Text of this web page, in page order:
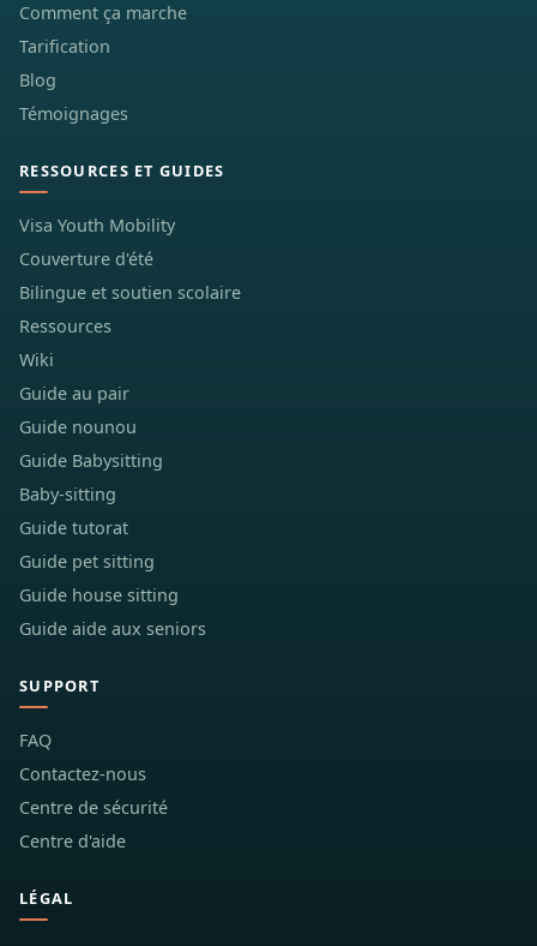
Comment ça marche
Tarification
Blog
Témoignages
RESSOURCES ET GUIDES
Visa Youth Mobility
Couverture d'été
Bilingue et soutien scolaire
Ressources
Wiki
Guide au pair
Guide nounou
Guide Babysitting
Baby-sitting
Guide tutorat
Guide pet sitting
Guide house sitting
Guide aide aux seniors
SUPPORT
FAQ
Contactez-nous
Centre de sécurité
Centre d'aide
LÉGAL